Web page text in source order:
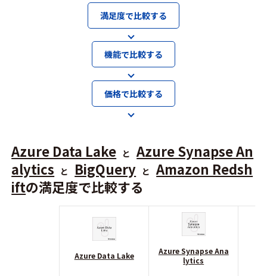
満足度で比較する
機能で比較する
価格で比較する
Azure Data Lake と
Azure Synapse An
alytics
と BigQuery と
Amazon Redsh
iftの満足度で比較する
Azure Data Lake
Azure Synapse Ana
lytics